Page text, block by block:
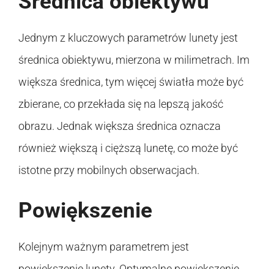
Jednym z kluczowych parametrów lunety jest
średnica obiektywu, mierzona w milimetrach. Im
większa średnica, tym więcej światła może być
zbierane, co przekłada się na lepszą jakość
obrazu. Jednak większa średnica oznacza
również większą i cięższą lunetę, co może być
istotne przy mobilnych obserwacjach.
Powiększenie
Kolejnym ważnym parametrem jest